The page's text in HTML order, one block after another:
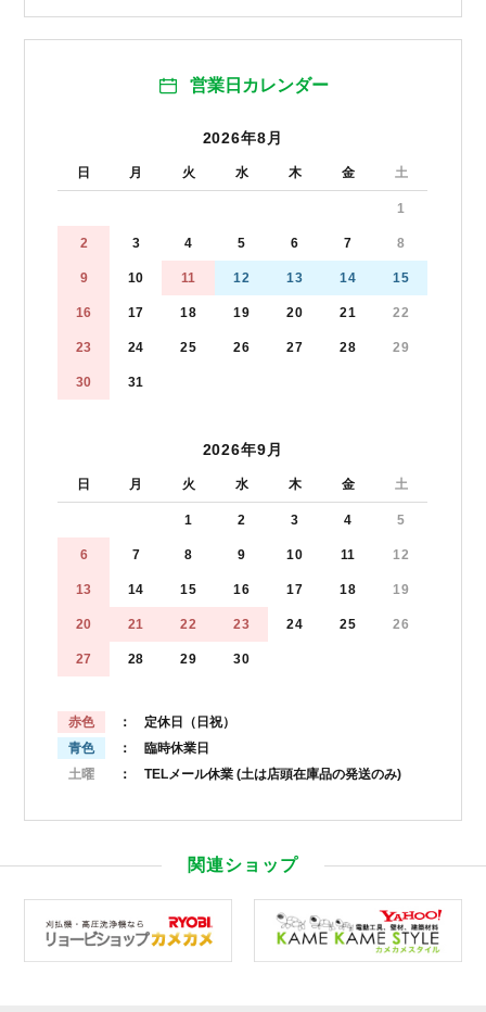
営業日カレンダー
2026年8月
日 月 火 水 木 金 土
1
2 3 4 5 6 7 8
9 10 11 12 13 14 15
16 17 18 19 20 21 22
23 24 25 26 27 28 29
30 31
2026年9月
日 月 火 水 木 金 土
1 2 3 4 5
6 7 8 9 10 11 12
13 14 15 16 17 18 19
20 21 22 23 24 25 26
27 28 29 30
赤色
： 定休日（日祝）
青色
： 臨時休業日
土曜
： TELメール休業 (土は店頭在庫品の発送のみ)
関連ショップ